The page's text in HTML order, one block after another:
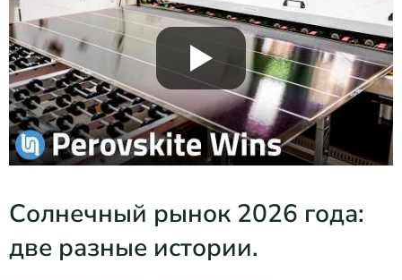
Солнечный рынок 2026 года:
две разные истории.